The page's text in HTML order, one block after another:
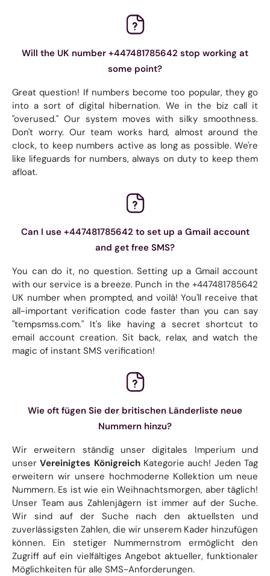
Will the UK number +447481785642 stop working at
some point?
Great question! If numbers become too popular, they go
into a sort of digital hibernation. We in the biz call it
"overused." Our system moves with silky smoothness.
Don't worry. Our team works hard, almost around the
clock, to keep numbers active as long as possible. We're
like lifeguards for numbers, always on duty to keep them
afloat.
Can I use +447481785642 to set up a Gmail account
and get free SMS?
You can do it, no question. Setting up a Gmail account
with our service is a breeze. Punch in the +447481785642
UK number when prompted, and voilà! You'll receive that
all-important verification code faster than you can say
"tempsmss.com." It's like having a secret shortcut to
email account creation. Sit back, relax, and watch the
magic of instant SMS verification!
Wie oft fügen Sie der britischen Länderliste neue
Nummern hinzu?
Wir erweitern ständig unser digitales Imperium und
unserVereinigtes KönigreichKategorie auch! Jeden Tag
erweitern wir unsere hochmoderne Kollektion um neue
Nummern. Es ist wie ein Weihnachtsmorgen, aber täglich!
Unser Team aus Zahlenjägern ist immer auf der Suche.
Wir sind auf der Suche nach den aktuellsten und
zuverlässigsten Zahlen, die wir unserem Kader hinzufügen
können. Ein stetiger Nummernstrom ermöglicht den
Zugriff auf ein vielfältiges Angebot aktueller, funktionaler
Möglichkeiten für alle SMS-Anforderungen.